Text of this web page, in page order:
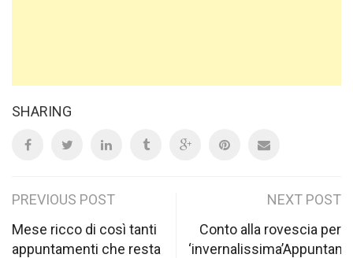
SHARING
Post
navigation
PREVIOUS POST
Mese ricco di così tanti
appuntamenti che resta
NEXT POST
Conto alla rovescia per